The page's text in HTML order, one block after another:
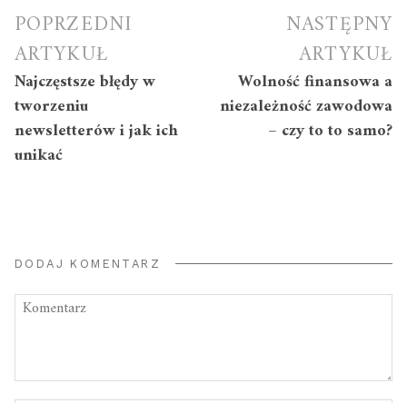
Nawigacja
wpisu
POPRZEDNI
ARTYKUŁ
Najczęstsze błędy w
tworzeniu
newsletterów i jak ich
unikać
NASTĘPNY
ARTYKUŁ
Wolność finansowa a
niezależność zawodowa
– czy to to samo?
DODAJ KOMENTARZ